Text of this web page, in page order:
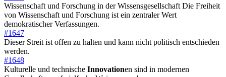
Wissenschaft und Forschung in der Wissensgesellschaft Die Freiheit
von Wissenschaft und Forschung ist ein zentraler Wert
demokratischer Verfassungen.
#1647
Dieser Streit ist offen zu halten und kann nicht politisch entschieden
werden.
#1648
Kulturelle und technische Innovationen sind in modernen